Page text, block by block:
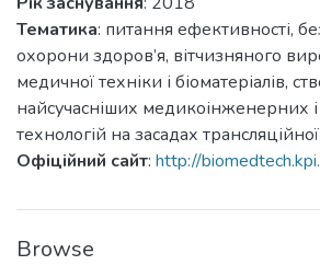
Тематика: питання ефективності,
охорони здоров’я, вітчизняного
медичної техніки і біоматеріалів,
найсучасніших медикоінженерних
технологій на засадах
Офіційний сайт: http://
Browse